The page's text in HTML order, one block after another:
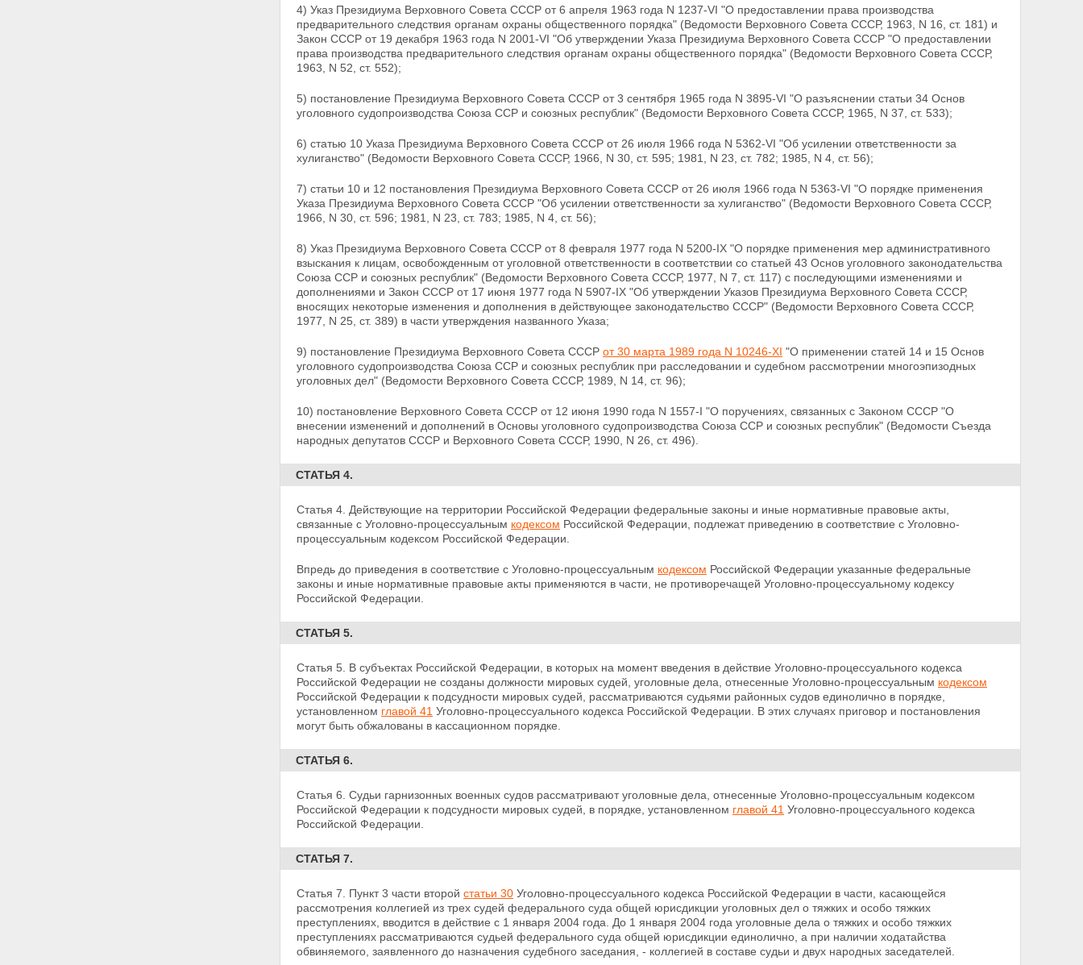
4) Указ Президиума Верховного Совета СССР от 6 апреля 1963 года N 1237-VI "О предоставлении права производства
предварительного следствия органам охраны общественного порядка" (Ведомости Верховного Совета СССР, 1963, N 16, ст. 181) и
Закон СССР от 19 декабря 1963 года N 2001-VI "Об утверждении Указа Президиума Верховного Совета СССР "О предоставлении
права производства предварительного следствия органам охраны общественного порядка" (Ведомости Верховного Совета СССР,
1963, N 52, ст. 552);
5) постановление Президиума Верховного Совета СССР от3 сентября 1965 года N 3895-VI "О разъяснении статьи 34 Основ
уголовного судопроизводства Союза ССР и союзных республик" (Ведомости Верховного Совета СССР, 1965, N 37, ст. 533);
6) статью 10 Указа Президиума Верховного Совета СССР от 26 июля 1966 года N 5362-VI "Об усилении ответственности за
хулиганство" (Ведомости Верховного Совета СССР, 1966, N 30, ст. 595; 1981, N 23, ст. 782; 1985, N 4, ст. 56);
7) статьи 10 и 12 постановления Президиума Верховного Совета СССР от 26 июля 1966 года N 5363-VI "О порядке применения
Указа Президиума Верховного Совета СССР "Об усилении ответственности за хулиганство" (Ведомости Верховного Совета СССР,
1966, N 30, ст. 596; 1981, N 23, ст. 783; 1985, N 4, ст. 56);
8) Указ Президиума Верховного Совета СССР от 8 февраля 1977 года N 5200-IX "О порядке применения мер административного
взыскания к лицам, освобожденным от уголовной ответственности в соответствии со статьей 43 Основ уголовного законодательства
Союза ССР и союзных республик" (Ведомости Верховного Совета СССР, 1977, N 7, ст. 117) с последующими изменениями и
дополнениями и Закон СССР от 17 июня 1977 года N 5907-IX "Об утверждении Указов Президиума Верховного Совета СССР,
вносящих некоторые изменения и дополнения в действующее законодательство СССР" (Ведомости Верховного Совета СССР,
1977, N 25, ст. 389) в части утверждения названного Указа;
9) постановление Президиума Верховного Совета СССР от 30 марта 1989 года N 10246-XI "О применении статей 14 и 15 Основ
уголовного судопроизводства Союза ССР и союзных республик при расследовании и судебном рассмотрении многоэпизодных
уголовных дел" (Ведомости Верховного Совета СССР, 1989, N 14, ст. 96);
10) постановление Верховного Совета СССР от 12 июня 1990 года N 1557-I "О поручениях, связанных с Законом СССР "О
внесении изменений и дополнений в Основы уголовного судопроизводства Союза ССР и союзных республик" (Ведомости Съезда
народных депутатов СССР и Верховного Совета СССР, 1990, N 26, ст. 496).
СТАТЬЯ 4.
Статья 4. Действующие на территории Российской Федерации федеральные законы и иные нормативные правовые акты,
связанные с Уголовно-процессуальным кодексом Российской Федерации, подлежат приведению в соответствие с Уголовно-
процессуальным кодексом Российской Федерации.
Впредь до приведения в соответствие с Уголовно-процессуальным кодексом Российской Федерации указанные федеральные
законы и иные нормативные правовые акты применяются в части, не противоречащей Уголовно-процессуальному кодексу
Российской Федерации.
СТАТЬЯ 5.
Статья 5. В субъектах Российской Федерации, в которых на момент введения в действие Уголовно-процессуального кодекса
Российской Федерации не созданы должности мировых судей, уголовные дела, отнесенные Уголовно-процессуальным кодексом
Российской Федерации к подсудности мировых судей, рассматриваются судьями районных судов единолично в порядке,
установленном главой 41 Уголовно-процессуального кодекса Российской Федерации. В этих случаях приговор и постановления
могут быть обжалованы в кассационном порядке.
СТАТЬЯ 6.
Статья 6. Судьи гарнизонных военных судов рассматривают уголовные дела, отнесенные Уголовно-процессуальным кодексом
Российской Федерации к подсудности мировых судей, в порядке, установленном главой 41 Уголовно-процессуального кодекса
Российской Федерации.
СТАТЬЯ 7.
Статья 7. Пункт 3 части второй статьи 30 Уголовно-процессуального кодекса Российской Федерации в части, касающейся
рассмотрения коллегией из трех судей федерального суда общей юрисдикции уголовных дел о тяжких и особо тяжких
преступлениях, вводится в действие с 1 января 2004 года. До 1 января 2004 года уголовные дела о тяжких и особо тяжких
преступлениях рассматриваются судьей федерального суда общей юрисдикции единолично, а при наличии ходатайства
обвиняемого, заявленного до назначения судебного заседания, - коллегией в составе судьи и двух народных заседателей.